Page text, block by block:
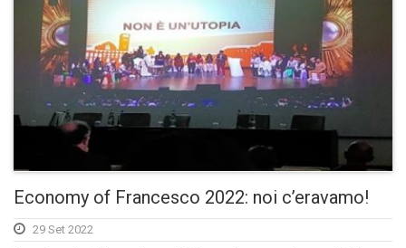
Economy of Francesco 2022: noi c’eravamo!
29 Set 2022